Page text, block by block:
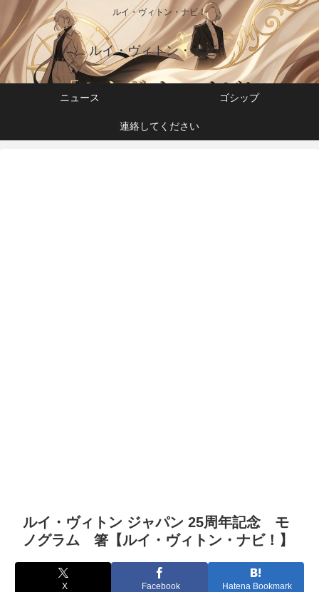
ルイ・ヴィトン・ナビ！
ルイ・ヴィトン・ナビ！
ニュース ゴシップ
連絡してください
ルイ・ヴィトン ジャパン 25周年記念 モ
ノグラム 箸【ルイ・ヴィトン・ナビ！】
X Facebook Hatena Bookmark